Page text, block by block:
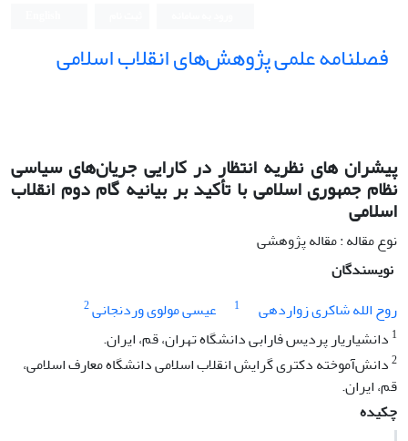
فصلنامه علمی پژوهش‌های انقلاب اسلامی
پیشران های نظریه انتظار در کارایی جریان‌های سیاسی
نظام جمهوری اسلامی با تأکید بر بیانیه گام دوم انقلاب
اسلامی
نوع مقاله : مقاله پژوهشی
نویسندگان
روح الله شاکری زواردهی
1 عیسی مولوی وردنجانی2
1 دانشیاریار پردیس فارابی دانشگاه تهران، قم، ایران.
2دانش‌آموخته دکتری گرایش انقلاب اسلامی دانشگاه معارف اسلامی،
قم، ایران.
چکیده